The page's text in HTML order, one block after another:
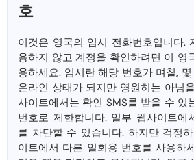
호
이것은 영국의 임시 전화번호입니다.
용하지 않고 계정을 확인하려면 이 영
용하세요. 임시란 해당 번호가 며칠,
온라인 상태가 되지만 영원히는 아님
사이트에서는 확인 SMS를 받을 수 있
번호로 제한합니다. 일부 웹사이트에
를 차단할 수 있습니다. 하지만 걱정
이트에서 다른 일회용 번호를 사용하